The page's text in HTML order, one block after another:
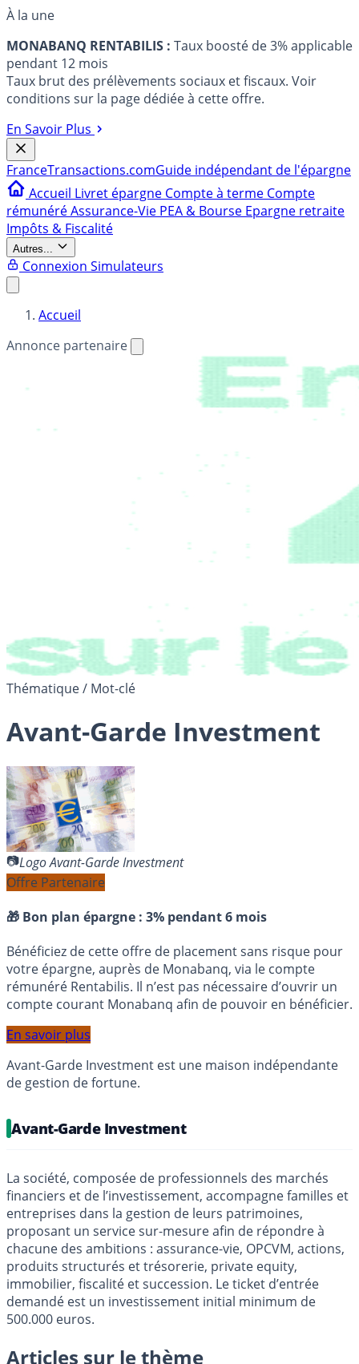
À la une
MONABANQ RENTABILIS : Taux boosté de 3% applicable
pendant 12 mois
Taux brut des prélèvements sociaux et fiscaux. Voir
conditions sur la page dédiée à cette offre.
En Savoir Plus
FranceTransactions.comGuide indépendant de l'épargne
Accueil Livret épargne Compte à terme Compte
rémunéréAssurance-Vie PEA & Bourse Epargne retraite
Impôts & Fiscalité
Autres...
Connexion Simulateurs
Accueil
Annonce partenaire
Thématique / Mot-clé
Avant-Garde Investment
Logo Avant-Garde Investment
Offre Partenaire
🎁 Bon plan épargne : 3% pendant 6 mois
Bénéficiez de cette offre de placement sans risque pour
votre épargne, auprès de Monabanq, via le compte
rémunéré Rentabilis. Il n’est pas nécessaire d’ouvrir un
compte courant Monabanq afin de pouvoir en bénéficier.
En savoir plus
Avant-Garde Investment est une maison indépendante
de gestion de fortune.
Avant-Garde Investment
La société, composée de professionnels des marchés
financiers et de l’investissement, accompagne familles et
entreprises dans la gestion de leurs patrimoines,
proposant un service sur-mesure afin de répondre à
chacune des ambitions : assurance-vie, OPCVM, actions,
produits structurés et trésorerie, private equity,
immobilier, fiscalité et succession. Le ticket d’entrée
demandé est un investissement initial minimum de
500.000 euros.
Articles sur le thème